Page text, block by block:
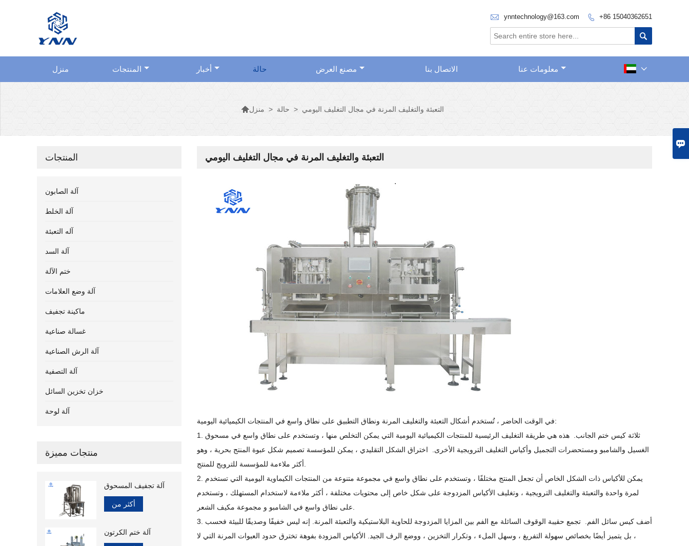

 ynntechnology@163.com  +86 15040362651

منزل المنتجات أخبار حالة مصنع العرض الاتصال بنا معلومات عنا 
منزل > حالة > التعبئة والتغليف المرنة في مجال التغليف اليومي
التعبئة والتغليف المرنة في مجال التغليف اليومي
في الوقت الحاضر ، تُستخدم أشكال التعبئة والتغليف المرنة ونطاق التطبيق على نطاق واسع في المنتجات الكيميائية اليومية:
1. ثلاثة كيس ختم الجانب.
هذه هي طريقة التغليف الرئيسية للمنتجات الكيميائية اليومية التي يمكن التخلص منها ، وتستخدم على نطاق واسع في مسحوق
الغسيل والشامبو ومستحضرات التجميل وأكياس التغليف الترويجية الأخرى.
اختراق الشكل التقليدي ، يمكن للمؤسسة تصميم شكل عبوة المنتج بحرية ، وهو
2. يمكن للأكياس ذات الشكل الخاص أن تجعل المنتج مختلفًا ، وتستخدم على نطاق واسع في مجموعة متنوعة من المنتجات الكيماوية اليومية التي تستخدم
لمرة واحدة والتعبئة والتغليف الترويجية ، وتغليف الأكياس المزدوجة على شكل خاص إلى محتويات مختلفة ، أكثر ملاءمة لاستخدام المستهلك ، وتستخدم
3. أضف كيس سائل الفم.
تجمع حقيبة الوقوف السائلة مع الفم بين المزايا المزدوجة للحاوية البلاستيكية والتعبئة المرنة. إنه ليس خفيفًا وصديقًا للبيئة فحسب
، بل يتميز أيضًا بخصائص سهولة التفريغ ، وسهل الملء ، وتكرار التخزين ، ووضع الرف الجيد. الأكياس المزودة بفوهة تخترق حدود العبوات المرنة التي لا
المنتجات
آلة الصابون
آلة الخلط
آله التعبئة
آلة السد
ختم الآلة
آلة وضع العلامات
ماكينة تجفيف
غسالة صناعية
آلة الرش الصناعية
آلة التصفية
خزان تخزين السائل
آلة لوحة
منتجات مميزة
آلة تجفيف المسحوق
أكثر من
آلة ختم الكرتون